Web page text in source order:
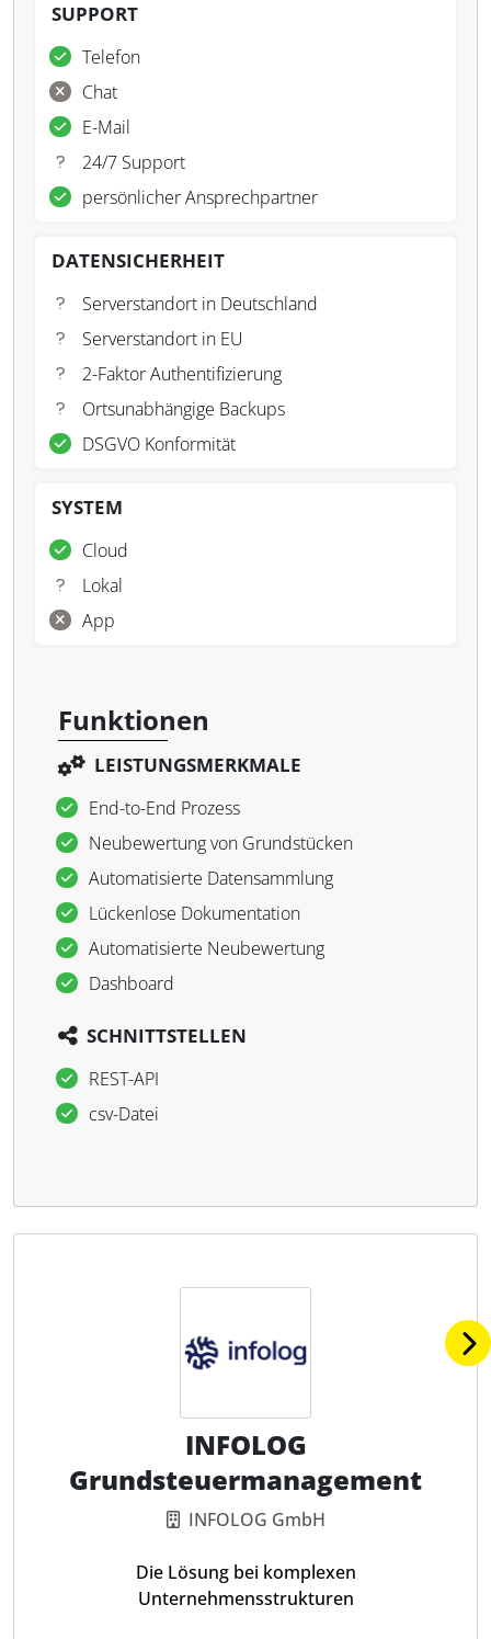
SUPPORT
Telefon
Chat
E-Mail
24/7 Support
persönlicher Ansprechpartner
DATENSICHERHEIT
Serverstandort in Deutschland
Serverstandort in EU
2-Faktor Authentifizierung
Ortsunabhängige Backups
DSGVO Konformität
SYSTEM
Cloud
Lokal
App
Funktionen
LEISTUNGSMERKMALE
End-to-End Prozess
Neubewertung von Grundstücken
Automatisierte Datensammlung
Lückenlose Dokumentation
Automatisierte Neubewertung
Dashboard
SCHNITTSTELLEN
REST-API
csv-Datei
INFOLOG
Grundsteuermanagement
INFOLOG GmbH
Die Lösung bei komplexen
Unternehmensstrukturen